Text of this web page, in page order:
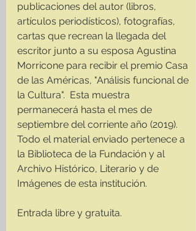
publicaciones del autor (libros,
artículos periodísticos), fotografías,
cartas que recrean la llegada del
escritor junto a su esposa Agustina
Morricone para recibir el premio Casa
de las Américas, "Análisis funcional de
la Cultura".  Esta muestra
permanecerá hasta el mes de
septiembre del corriente año (2019).
Todo el material enviado pertenece a
la Biblioteca de la Fundación y al
Archivo Histórico, Literario y de
Imágenes de esta institución.
Entrada libre y gratuita.